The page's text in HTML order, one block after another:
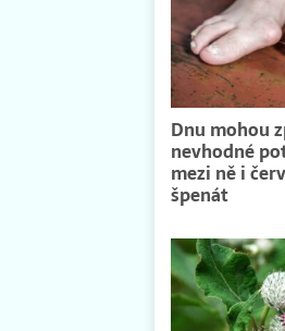
Dnu mohou
nevhodné
mezi ně i
špenát